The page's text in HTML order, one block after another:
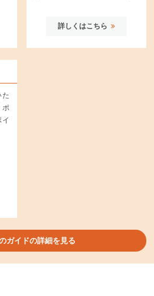
詳しくはこちら
た
ポ
ガイドの詳細を見る